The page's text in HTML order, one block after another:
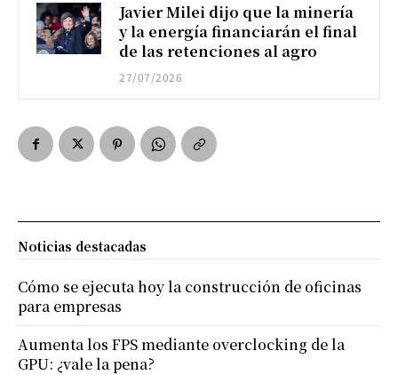
Javier Milei dijo que la minería
y la energía financiarán el final
de las retenciones al agro
27/07/2026
Noticias destacadas
Cómo se ejecuta hoy la construcción de oficinas
para empresas
Aumenta los FPS mediante overclocking de la
GPU: ¿vale la pena?